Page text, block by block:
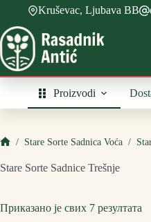
content
Kruševac, Ljubava BB
Proizvodi
/ Stare Sorte Sadnica Voća /
Stare Sorte Sadnice Trešnje
Приказано је свих 7 резултата